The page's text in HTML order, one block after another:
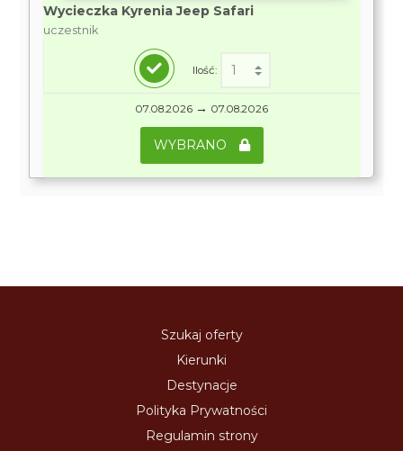
Wycieczka Kyrenia Jeep Safari
uczestnik
Ilość:
07.08.2026 → 07.08.2026
WYBRANO
Szukaj oferty
Kierunki
Destynacje
Polityka Prywatności
Regulamin strony